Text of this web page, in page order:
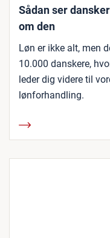
Sådan ser
om den
Løn er ikke alt, men
10.000 danskere,
leder dig videre til
lønforhandling.